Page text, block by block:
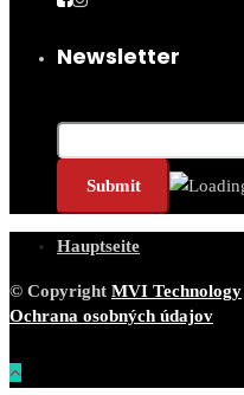
Newsletter
Hauptseite
© Copyright MVI Technology
Ochrana osobných údajov